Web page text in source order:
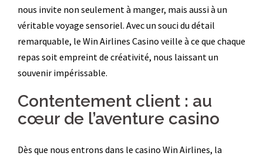
nous invite non seulement à manger, mais aussi à un
véritable voyage sensoriel. Avec un souci du détail
remarquable, le Win Airlines Casino veille à ce que chaque
repas soit empreint de créativité, nous laissant un
souvenir impérissable.
Contentement client : au
cœur de l’aventure casino
Dès que nous entrons dans le casino Win Airlines, la